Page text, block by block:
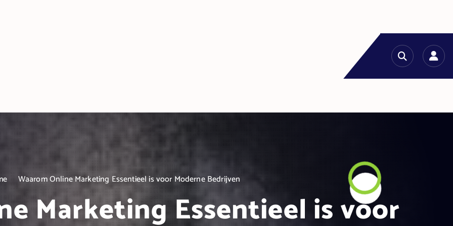
Waarom Online Marketing Essentieel is voor Moderne Bedrijven
Marketing Essentieel is voor